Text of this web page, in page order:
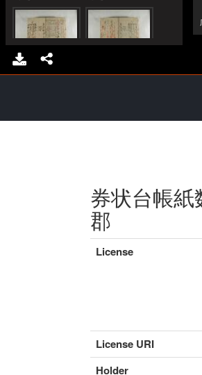
券状台帳
郡
License
License URI
Holder